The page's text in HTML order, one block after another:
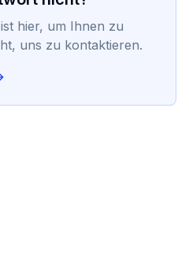
hier, um Ihnen zu
uns zu kontaktieren.